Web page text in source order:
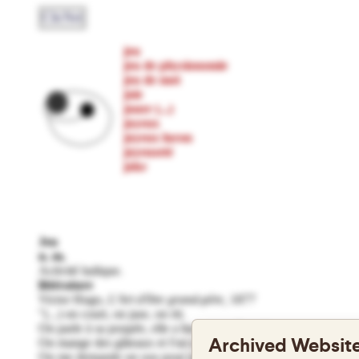
jeu
jeu de physionomie
jeu de mot
joie
jouer (...)
joyeux
joyeux luron
joyeuseté
joke
Jeu
n. m.
Activité ludique.
littérature
Victor Hugo,
L'Art d'être grand-père,
1877
"(...) on court, on jase, on rit;
On parle à sa poupée, elle a beaucoup d'esprit;
On mange des gâteaux et l'on saute à la corde.
Archived